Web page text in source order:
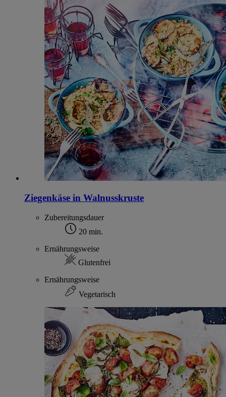
Ziegenkäse in Walnusskruste
Zubereitungsdauer
20 min.
Ernährungsweise
Glutenfrei
Ernährungsweise
Vegetarisch